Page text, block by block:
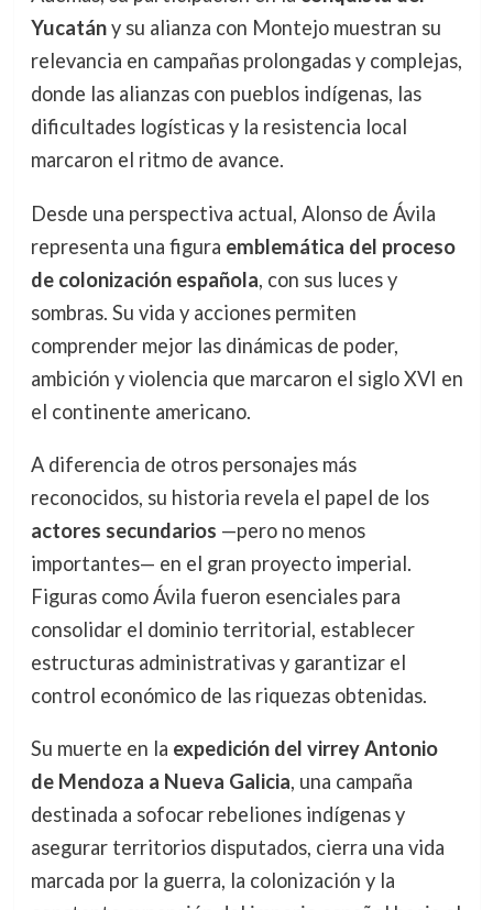
Yucatány su alianza con Montejo muestran su
relevancia en campañas prolongadas y complejas,
donde las alianzas con pueblos indígenas, las
dificultades logísticas y la resistencia local
marcaron el ritmo de avance.
Desde una perspectiva actual, Alonso de Ávila
representa una figura emblemática del proceso
de colonización española, con sus luces y
sombras. Su vida y acciones permiten
comprender mejor las dinámicas de poder,
ambición y violencia que marcaron el siglo XVI en
el continente americano.
A diferencia de otros personajes más
reconocidos, su historia revela el papel de los
actores secundarios —pero no menos
importantes— en el gran proyecto imperial.
Figuras como Ávila fueron esenciales para
consolidar el dominio territorial, establecer
estructuras administrativas y garantizar el
control económico de las riquezas obtenidas.
Su muerte en la expedición del virrey Antonio
de Mendoza a Nueva Galicia, una campaña
destinada a sofocar rebeliones indígenas y
asegurar territorios disputados, cierra una vida
marcada por la guerra, la colonización y la